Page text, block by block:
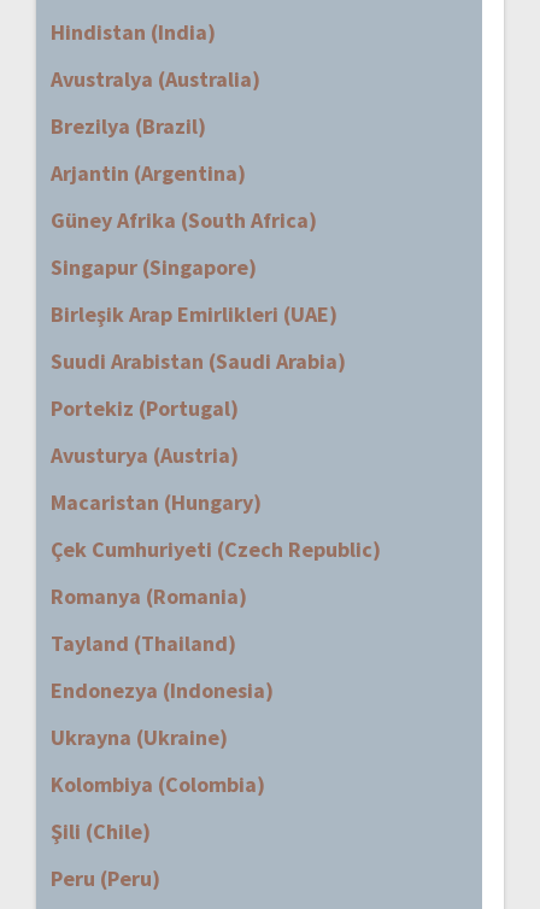
Hindistan (India)
Avustralya (Australia)
Brezilya (Brazil)
Arjantin (Argentina)
Güney Afrika (South Africa)
Singapur (Singapore)
Birleşik Arap Emirlikleri (UAE)
Suudi Arabistan (Saudi Arabia)
Portekiz (Portugal)
Avusturya (Austria)
Macaristan (Hungary)
Çek Cumhuriyeti (Czech Republic)
Romanya (Romania)
Tayland (Thailand)
Endonezya (Indonesia)
Ukrayna (Ukraine)
Kolombiya (Colombia)
Şili (Chile)
Peru (Peru)